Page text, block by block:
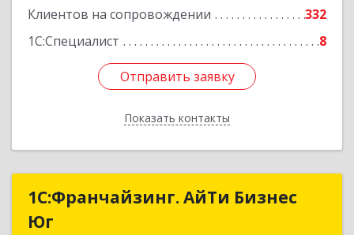
Клиентов на сопровождении
332
1С:Специалист
8
Отправить заявку
Показать контакты
Подробнее
Отправить заявку
Назад
1С:Франчайзинг. АйТи Бизнес
Юг
1С:Франчайзинг. АйТи Бизнес